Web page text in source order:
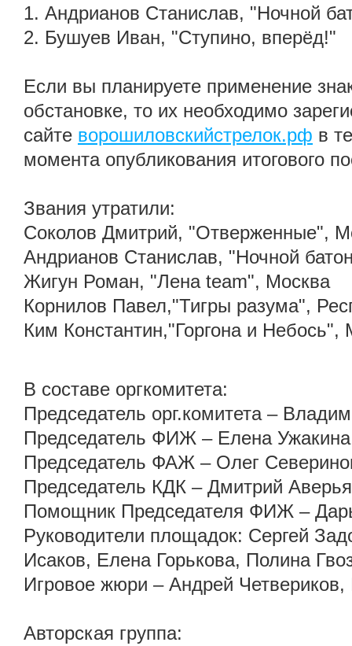
1. Андрианов Станислав, "Ночной
2. Бушуев Иван, "Ступино, вперёд!"
Если вы планируете применение
обстановке, то их необходимо
сайте ворошиловскийстрелок.рф в
момента опубликования итогового
Звания утратили:
Соколов Дмитрий, "Отверженные",
Андрианов Станислав, "Ночной
Жигун Роман, "Лена team", Москва
Корнилов Павел,"Тигры разума",
Ким Константин,"Горгона и Небось",
В составе оргкомитета:
Председатель орг.комитета –
Председатель ФИЖ – Елена Ужакина
Председатель ФАЖ – Олег
Председатель КДК – Дмитрий
Помощник Председателя ФИЖ –
Руководители площадок: Сергей
Исаков, Елена Горькова, Полина
Игровое жюри – Андрей Четвериков,
Авторская группа: